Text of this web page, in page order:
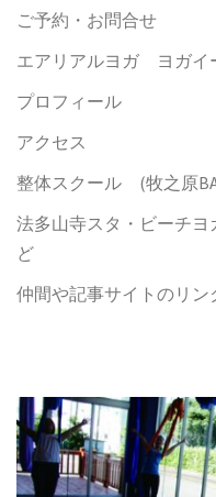
ご予約・お問合せ
エアリアルヨガ ヨガイ
プロフィール
アクセス
整体スクール (牧之原
法多山寺スタ・ビーチ
ど
仲間や記事サイトのリン